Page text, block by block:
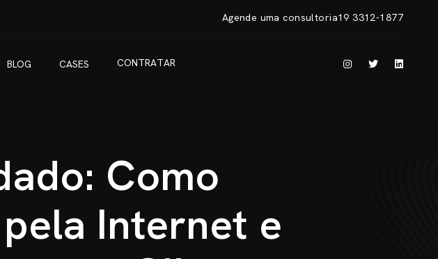
Agende uma consultoria19 3312-1877
BLOG CASES CONTRATAR
Como
Internet e